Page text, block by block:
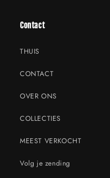
Contact
THUIS
CONTACT
OVER ONS
COLLECTIES
MEEST VERKOCHT
Volg je zending